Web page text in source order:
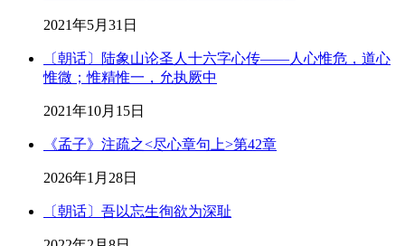
2021年5月31日
〔朝话〕陆象山论圣人十六字心传——人心惟危，道心
惟微；惟精惟一，允执厥中
2021年10月15日
《孟子》注疏之<尽心章句上>第42章
2026年1月28日
〔朝话〕吾以忘生徇欲为深耻